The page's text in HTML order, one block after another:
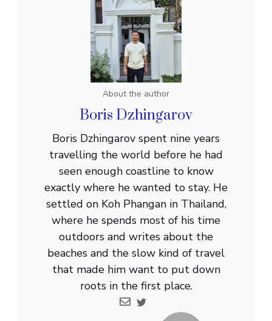
About the author
Boris Dzhingarov
Boris Dzhingarov spent nine years
travelling the world before he had
seen enough coastline to know
exactly where he wanted to stay. He
settled on Koh Phangan in Thailand,
where he spends most of his time
outdoors and writes about the
beaches and the slow kind of travel
that made him want to put down
roots in the first place.